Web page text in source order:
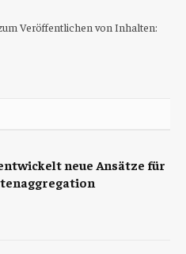
Veröffentlichen von Inhalten:
neue Ansätze für